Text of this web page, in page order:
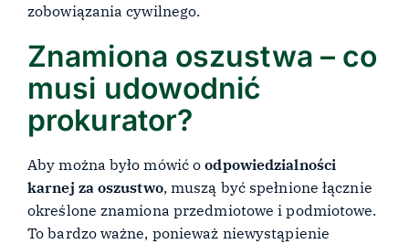
zobowiązania cywilnego.
Znamiona oszustwa – co
musi udowodnić
prokurator?
Aby można było mówić oodpowiedzialności
karnej za oszustwo, muszą być spełnione łącznie
określone znamiona przedmiotowe i podmiotowe.
To bardzo ważne, ponieważ niewystąpienie